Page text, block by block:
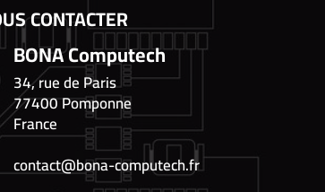
CONTACTER
BONA Computech
34, rue de Paris
77400 Pomponne
France
contact@bona-computech.fr